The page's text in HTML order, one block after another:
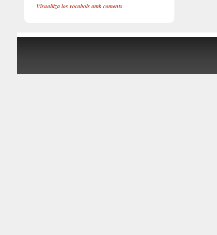
Visualitza los vocabols amb coments